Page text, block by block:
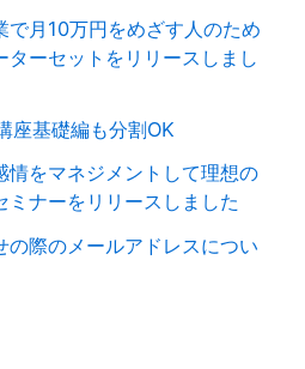
で月10万円をめざす人のため
ーセットをリリースしまし
座基礎編も分割OK
情をマネジメントして理想の
ミナーをリリースしました
の際のメールアドレスについ